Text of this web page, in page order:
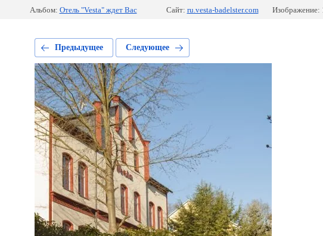
Альбом: Отель "Vesta" ждет Вас Сайт: ru.vesta-badelster.com Изображение:
Предыдущее Следующее